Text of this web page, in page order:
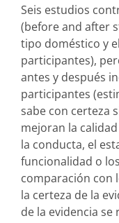
Seis estudios
(before and after
tipo doméstico y
participantes),
antes y después
participantes
sabe con certeza
mejoran la
la conducta, el
funcionalidad o
comparación con
la certeza de la
de la evidencia